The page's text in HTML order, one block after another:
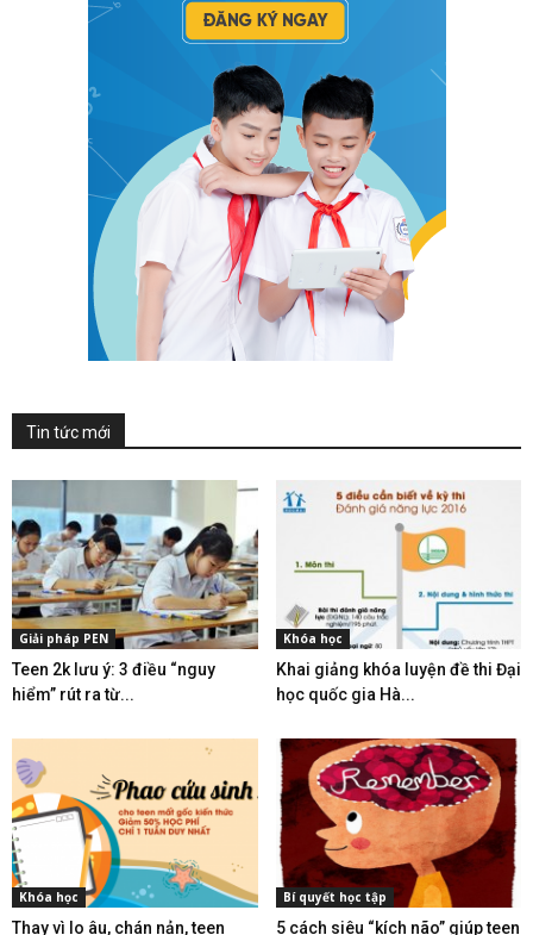
Tin tức mới
Giải pháp PEN
Teen 2k lưu ý: 3 điều “nguy
hiểm” rút ra từ...
Khóa học
Khai giảng khóa luyện đề thi Đại
học quốc gia Hà...
Khóa học
Thay vì lo âu, chán nản, teen
Bí quyết học tập
5 cách siêu “kích não” giúp teen